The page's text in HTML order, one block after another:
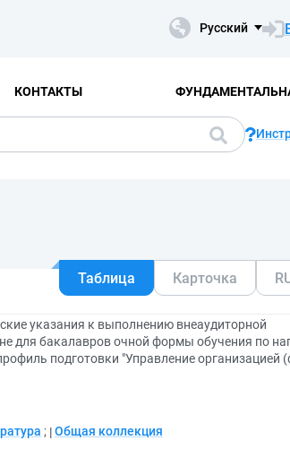
Русский
КОНТАКТЫ
Таблица Карточка
указания к выполнению внеаудиторной
для бакалавров очной формы обучения по
подготовки "Управление организацией
; Общая коллекция